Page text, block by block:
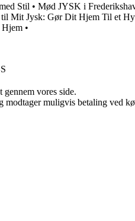
Stil • Mød JYSK i
Mit Jysk: Gør Dit Hjem Til et
Hjem •
vores side.
modtager muligvis betaling ved